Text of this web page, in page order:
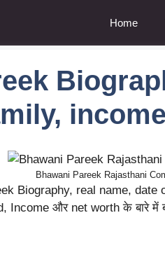
Home
Bhawani Pareek Rajasthani
Biography, real name,
Income और net worth के बारे में